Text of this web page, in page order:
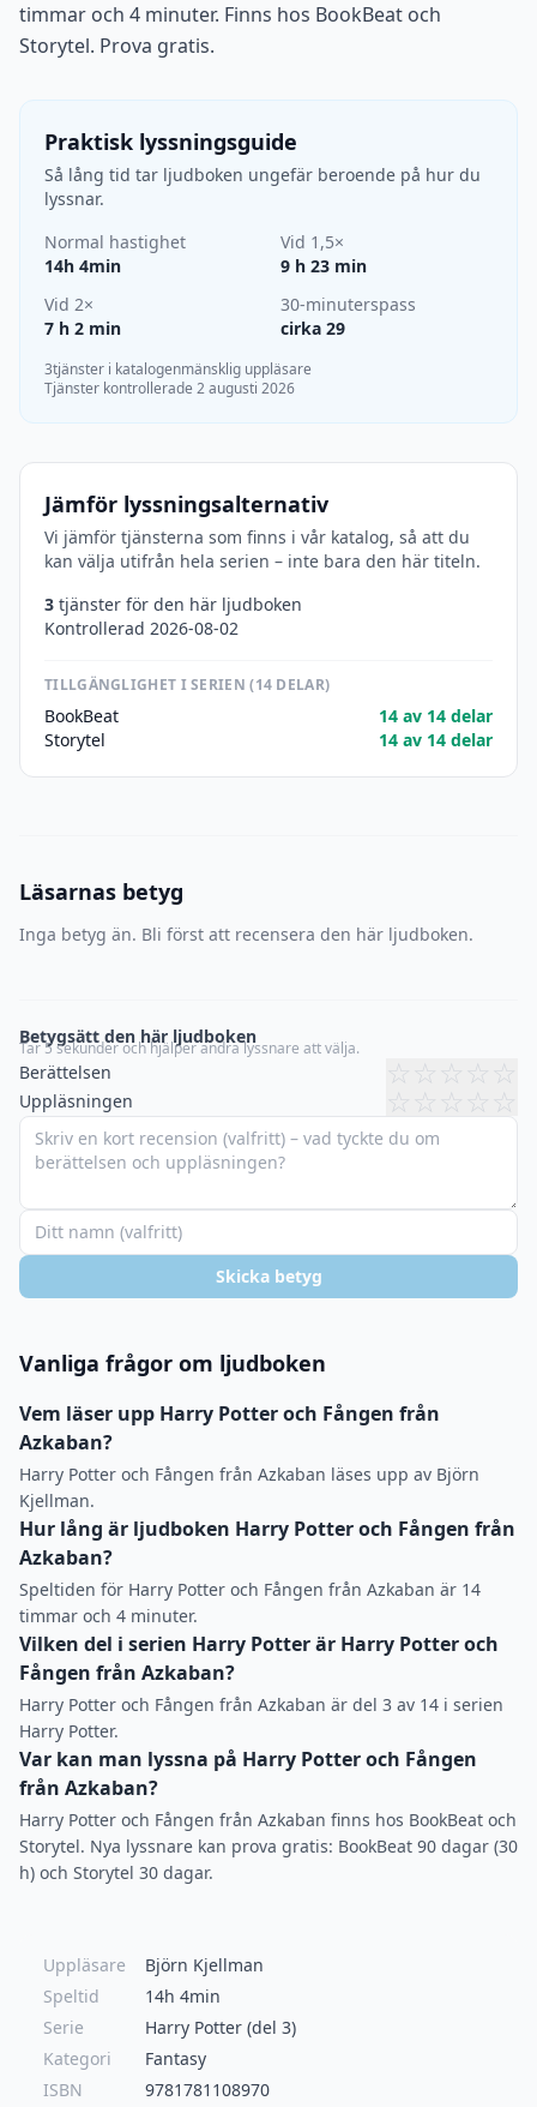
timmar och 4 minuter. Finns hos BookBeat och
Storytel. Prova gratis.
Praktisk lyssningsguide
Så lång tid tar ljudboken ungefär beroende på hur du
lyssnar.
Normal hastighet
14h 4min
Vid 1,5×
9 h 23 min
Vid 2×
7 h 2 min
30-minuterspass
cirka 29
3tjänster i katalogenmänsklig uppläsare
Tjänster kontrollerade 2 augusti 2026
Jämför lyssningsalternativ
Vi jämför tjänsterna som finns i vår katalog, så att du
kan välja utifrån hela serien – inte bara den här titeln.
3 tjänster för den här ljudboken
Kontrollerad 2026-08-02
TILLGÄNGLIGHET I SERIEN (14 DELAR)
BookBeat
14 av 14 delar
Storytel
14 av 14 delar
Läsarnas betyg
Inga betyg än. Bli först att recensera den här ljudboken.
Betygsätt den här ljudboken
Tar 5 sekunder och hjälper andra lyssnare att välja.
Berättelsen ☆☆☆☆☆
Uppläsningen ☆ ☆ ☆ ☆ ☆
Skicka betyg
Vanliga frågor om ljudboken
Vem läser upp Harry Potter och Fången från
Azkaban?
Harry Potter och Fången från Azkaban läses upp av Björn
Kjellman.
Hur lång är ljudboken Harry Potter och Fången från
Azkaban?
Speltiden för Harry Potter och Fången från Azkaban är 14
timmar och 4 minuter.
Vilken del i serien Harry Potter är Harry Potter och
Fången från Azkaban?
Harry Potter och Fången från Azkaban är del 3 av 14 i serien
Harry Potter.
Var kan man lyssna på Harry Potter och Fången
från Azkaban?
Harry Potter och Fången från Azkaban finns hos BookBeat och
Storytel. Nya lyssnare kan prova gratis: BookBeat 90 dagar (30
h) och Storytel 30 dagar.
Uppläsare
Björn Kjellman
Speltid
14h 4min
Serie
Harry Potter (del 3)
Kategori
Fantasy
ISBN
9781781108970